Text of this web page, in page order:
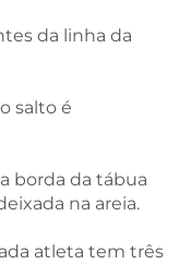
da linha da
salto é
borda da tábua
na areia.
atleta tem três